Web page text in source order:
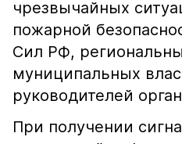
чрезвычайных
пожарной
Сил РФ,
муниципальных
руководителей
При получении